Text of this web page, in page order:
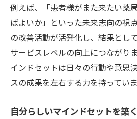
ンとは
実践事例に学ぶストー
セット
新しい視点を育むには何を意
マインドセットを刷新す
ストーリーを描くことで
例えば、「患者様がまた来たい薬
ばよいか」といった未来志向の視
の改善活動が活発化し、結果とし
サービスレベルの向上につながり
インドセットは日々の行動や意思
スの成果を左右する力を持っていま
自分らしいマインドセットを築